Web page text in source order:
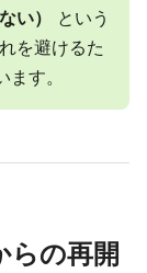
い）
という
を避けるた
す。
の再開